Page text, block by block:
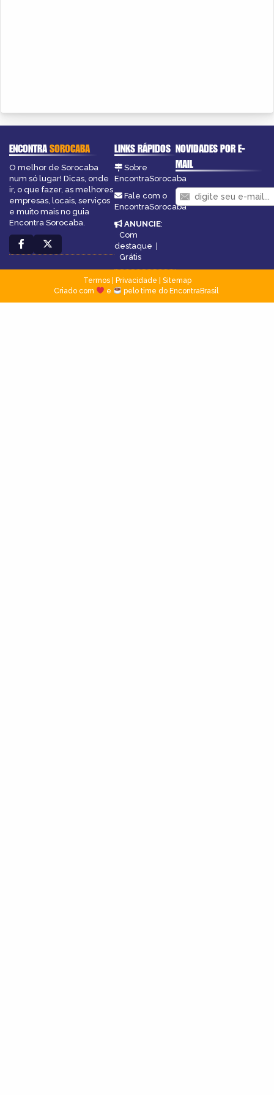
ENCONTRASOROCABA
O melhor de Sorocaba
num só lugar! Dicas, onde
ir, o que fazer, as melhores
empresas, locais, serviços
e muito mais no guia
Encontra Sorocaba.
LINKS RÁPIDOS
Sobre
EncontraSorocaba
Fale com o
EncontraSorocaba
ANUNCIE:
Com
destaque
Grátis
NOVIDADES POR E-
MAIL
Termos| Privacidade
Sitemap
Criado com
e pelo time do EncontraBrasil